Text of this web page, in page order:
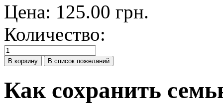
Цена: 125.00 грн.
Количество:
Как сохранить